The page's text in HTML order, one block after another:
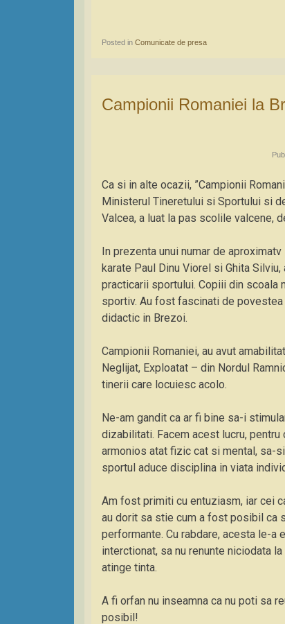
Posted in Comunicate de presa
Campionii Romaniei la Brezoi si la Casa de copii Ramnicu Valcea
Ca si in alte ocazii, ”Campionii
Ministerul Tineretului si Sportului si
Valcea, a luat la pas scolile valcene,
In prezenta unui numar de
karate Paul Dinu Viorel si Ghita
practicarii sportului. Copiii din scoala
sportiv. Au fost fascinati de
didactic in Brezoi.
Campionii Romaniei, au avut
Neglijat, Exploatat – din Nordul
tinerii care locuiesc acolo.
Ne-am gandit ca ar fi bine sa-i
dizabilitati. Facem acest lucru,
armonios atat fizic cat si mental, sa-
sportul aduce disciplina in viata
Am fost primiti cu entuziasm, iar cei
au dorit sa stie cum a fost posibil ca
performante. Cu rabdare, acesta le-a
interctionat, sa nu renunte niciodata
atinge tinta.
A fi orfan nu inseamna ca nu poti sa
posibil!